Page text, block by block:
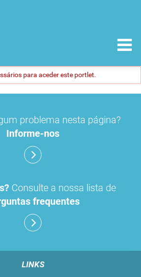
para aceder este portlet.
problema nesta página?
Informe-nos
Consulte a nossa lista de
frequentes
LINKS